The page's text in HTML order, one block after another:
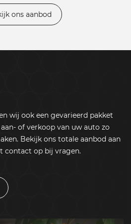
ons aanbod
wij ook een gevarieerd pakket
of verkoop van uw auto zo
Bekijk ons totale aanbod aan
contact op bij vragen.